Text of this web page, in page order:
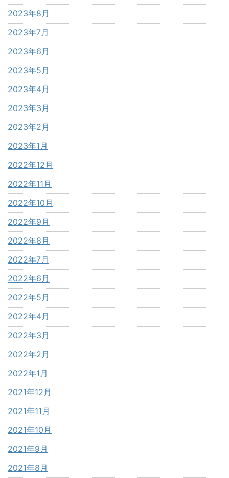
2023年8月
2023年7月
2023年6月
2023年5月
2023年4月
2023年3月
2023年2月
2023年1月
2022年12月
2022年11月
2022年10月
2022年9月
2022年8月
2022年7月
2022年6月
2022年5月
2022年4月
2022年3月
2022年2月
2022年1月
2021年12月
2021年11月
2021年10月
2021年9月
2021年8月